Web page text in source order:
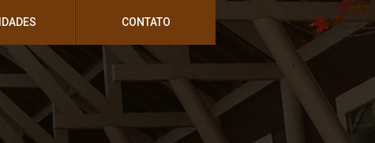
CONTATO